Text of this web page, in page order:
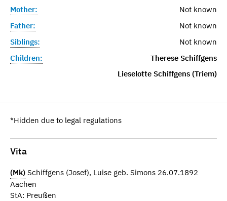
Mother:
Not known
Father:
Not known
Siblings:
Not known
Children:
Therese Schiffgens
Lieselotte Schiffgens (Triem)
*Hidden due to legal regulations
Vita
(Mk) Schiffgens (Josef), Luise geb. Simons 26.07.1892
Aachen
StA: Preußen